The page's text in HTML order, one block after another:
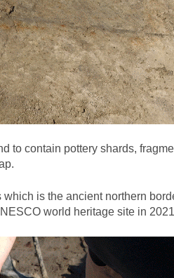
to contain pottery shards,
is the ancient northern
world heritage site in